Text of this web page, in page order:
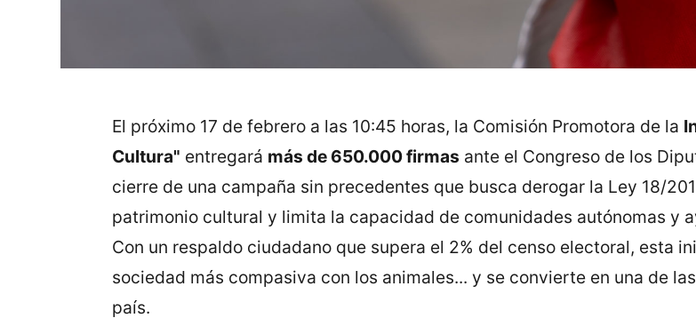
El próximo 17 de febrero a las 10:45 horas, la Comisión Promotora de la
Cultura" entregará más de 650.000 firmas ante el Congreso de los
cierre de una campaña sin precedentes que busca derogar la Ley 18/
patrimonio cultural y limita la capacidad de comunidades autónomas y
Con un respaldo ciudadano que supera el 2% del censo electoral, esta
sociedad más compasiva con los animales... y se convierte en una de
país.